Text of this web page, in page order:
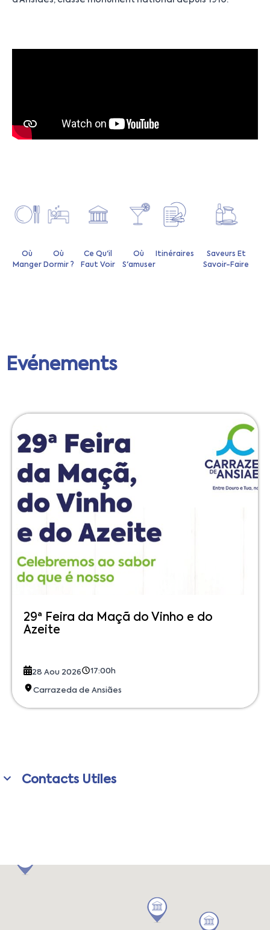
Où
Manger
Où
Dormir ?
Ce Qu'il
Faut Voir
Où
S'amuser
Itinéraires
Saveurs Et
Savoir-Faire
Evénements
29ª Feira da Maçã do Vinho e do
Azeite
28 Aou 2026 17:00h
Carrazeda de Ansiães
Contacts Utiles